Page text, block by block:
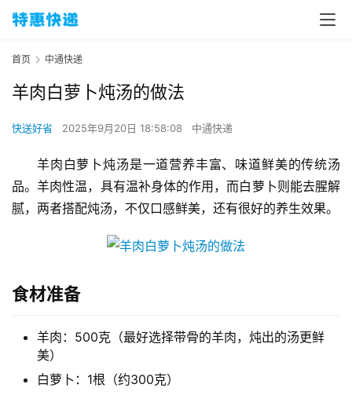
首页 中通快递
羊肉白萝卜炖汤的做法
快送好省 2025年9月20日 18:58:08 中通快递
羊肉白萝卜炖汤是一道营养丰富、味道鲜美的传统汤
品。羊肉性温，具有温补身体的作用，而白萝卜则能去腥解
腻，两者搭配炖汤，不仅口感鲜美，还有很好的养生效果。
食材准备
羊肉：500克（最好选择带骨的羊肉，炖出的汤更鲜
美）
白萝卜：1根（约300克）